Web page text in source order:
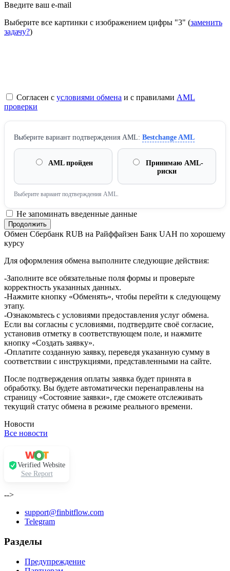
Введите ваш e-mail
Выберите все картинки с изображением цифры "3" (заменить
задачу?)
Согласен с условиями обмена и с правилами AML
проверки
Выберите вариант подтверждения AML: Bestchange AML
AML пройден
Принимаю AML-
риски
Выберите вариант подтверждения AML.
Не запоминать введенные данные
Обмен Сбербанк RUB на Райффайзен Банк UAH по хорошему
курсу
Для оформления обмена выполните следующие действия:
-Заполните все обязательные поля формы и проверьте
корректность указанных данных.
-Нажмите кнопку «Обменять», чтобы перейти к следующему
этапу.
-Ознакомьтесь с условиями предоставления услуг обмена.
Если вы согласны с условиями, подтвердите своё согласие,
установив отметку в соответствующем поле, и нажмите
кнопку «Создать заявку».
-Оплатите созданную заявку, переведя указанную сумму в
соответствии с инструкциями, представленными на сайте.
После подтверждения оплаты заявка будет принята в
обработку. Вы будете автоматически перенаправлены на
страницу «Состояние заявки», где сможете отслеживать
текущий статус обмена в режиме реального времени.
Новости
Все новости
Verified Website
See Report
-->
support@finbitflow.com
Telegram
Разделы
Предупреждение